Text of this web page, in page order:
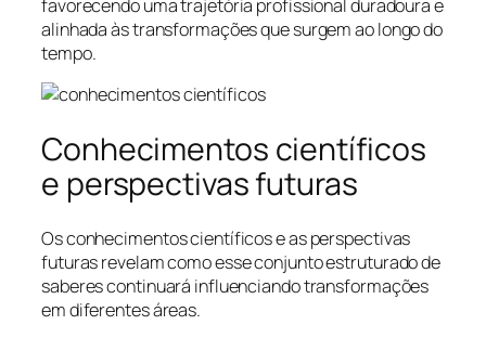
favorecendo uma trajetória profissional duradoura e
alinhada às transformações que surgem ao longo do
tempo.
Conhecimentos científicos
e perspectivas futuras
Os conhecimentos científicos e as perspectivas
futuras revelam como esse conjunto estruturado de
saberes continuará influenciando transformações
em diferentes áreas.